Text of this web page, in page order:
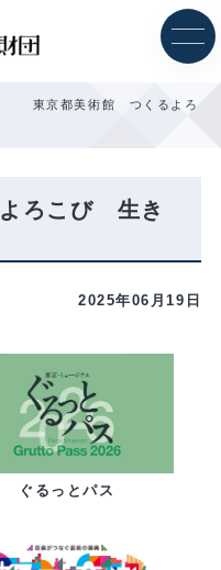
東京都美術館 つくるよろ
ろこび 生き
2025年06月19日
ぐるっとパス